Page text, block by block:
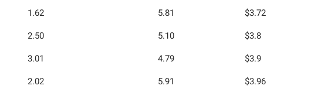
1.62 5.81 $3.72
2.50 5.10 $3.8
3.01 4.79 $3.9
2.02 5.91 $3.96